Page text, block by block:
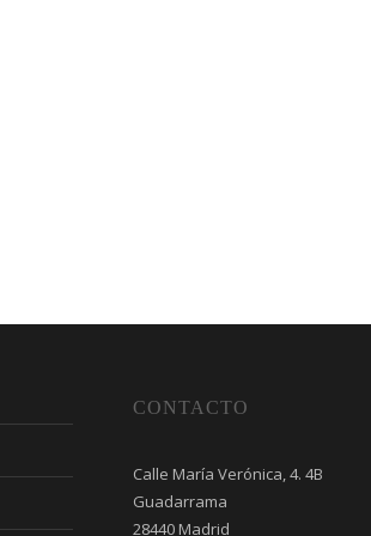
CONTACTO
Calle María Verónica, 4. 4B
Guadarrama
28440 Madrid